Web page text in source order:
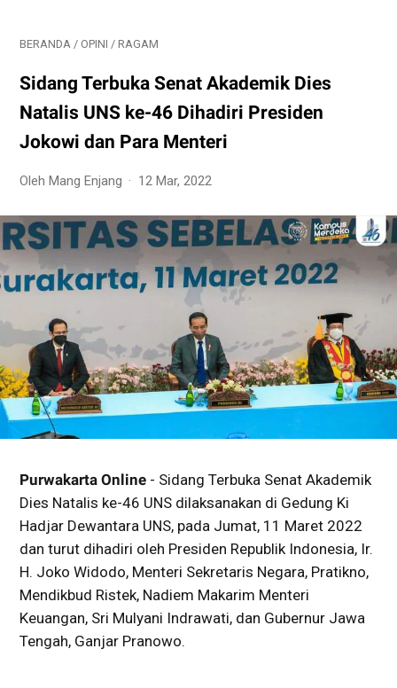
BERANDA / OPINI / RAGAM
Sidang Terbuka Senat Akademik Dies
Natalis UNS ke-46 Dihadiri Presiden
Jokowi dan Para Menteri
Oleh Mang Enjang 12 Mar, 2022
Purwakarta Online - Sidang Terbuka Senat Akademik
Dies Natalis ke-46 UNS dilaksanakan di Gedung Ki
Hadjar Dewantara UNS, pada Jumat, 11 Maret 2022
dan turut dihadiri oleh Presiden Republik Indonesia, Ir.
H. Joko Widodo, Menteri Sekretaris Negara, Pratikno,
Mendikbud Ristek, Nadiem Makarim Menteri
Keuangan, Sri Mulyani Indrawati, dan Gubernur Jawa
Tengah, Ganjar Pranowo.